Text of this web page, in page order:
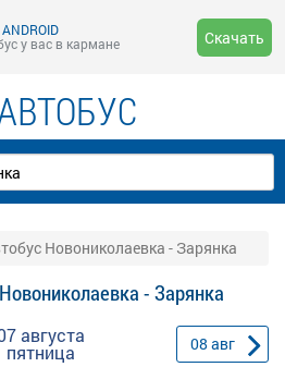
у вас в кармане
Скачать
Новониколаевка - Зарянка
- Зарянка
августа
пятница 08 авг